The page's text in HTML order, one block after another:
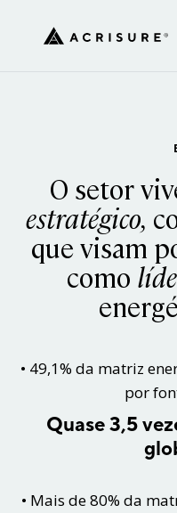
O setor
estratégico,
que visam
como
• 49,1% da matriz
por
Quase 3,5
• Mais de 80% da